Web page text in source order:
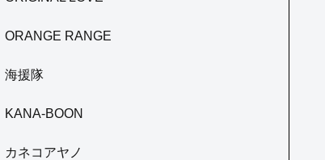
ORANGE RANGE
海援隊
KANA-BOON
カネコアヤノ